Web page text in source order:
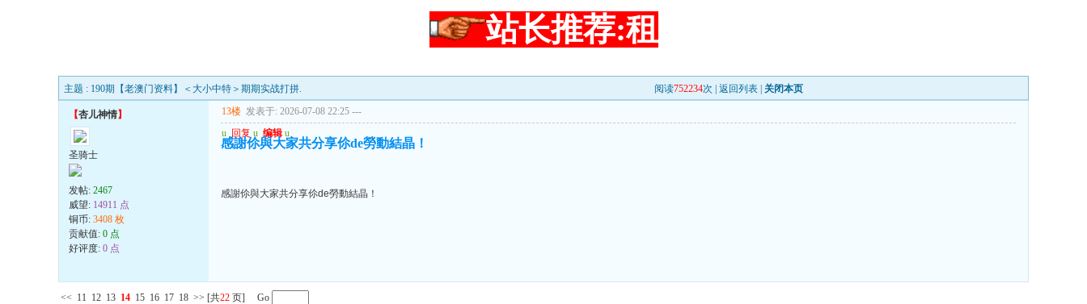
站长推荐:租
主题 : 190期【老澳门资料】＜大小中特＞期期实战打拼. 阅读752234次 | 返回列表 关闭本页
【杏儿神情】
圣骑士
发帖: 2467
威望: 14911 点
铜币: 3408 枚
贡献值: 0 点
好评度: 0 点
13楼 发表于: 2026-07-08 22:25 ---
u 回复 u 编辑 u
感謝伱與大家共分享伱de勞動結晶！
感謝伱與大家共分享伱de勞動結晶！
<< 11 12 13 14 15 16 17 18 >> [共22 页] Go